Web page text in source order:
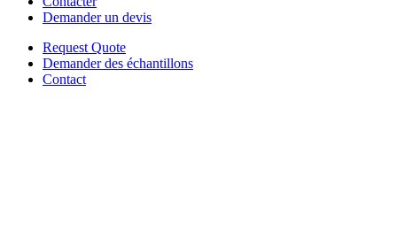
Demander un devis
Request Quote
Demander des échantillons
Contact